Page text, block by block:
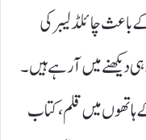
چائلڈ لیبر کی
میں آرہے ہیں۔
میں قلم، کتاب